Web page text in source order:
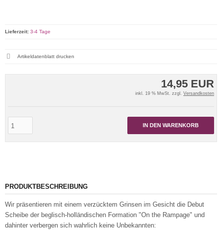
14,95 EUR
inkl. 19 % MwSt. zzgl. Versandkosten
IN DEN WARENKORB
Lieferzeit: 3-4 Tage
Artikeldatenblatt drucken
PRODUKTBESCHREIBUNG
Wir präsentieren mit einem verzücktem Grinsen im Gesicht die Debut
Scheibe der beglisch-holländischen Formation "On the Rampage" und
dahinter verbergen sich wahrlich keine Unbekannten: